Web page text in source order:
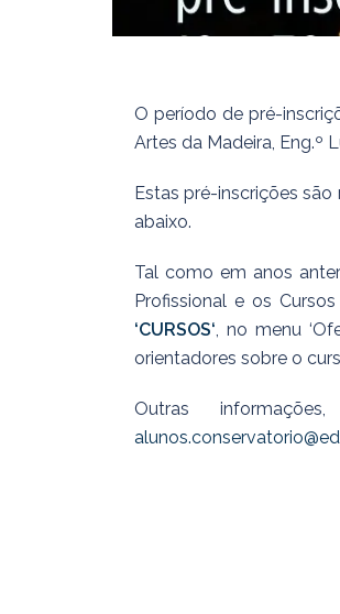
O período de pré-
Artes da Madeira, Eng.º
Estas pré-inscrições
abaixo.
Tal como em anos
Profissional e os
‘CURSOS‘, no menu
orientadores sobre o
Outras